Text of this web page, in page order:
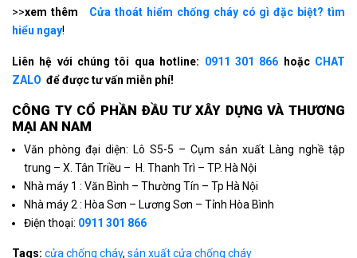
>>xem thêm
Cửa thoát hiểm chống cháy có gì đặc biệt? tìm
hiểu ngay!
Liên hệ với chúng tôi qua hotline: 0911 301 866 hoặcCHAT
ZALO để được tư vấn miễn phí!
CÔNG TY CỔ PHẦN ÐẦU TƯ XÂY DỰNG VÀ THƯƠNG
MẠI AN NAM
Văn phòng đại diện: Lô S5-5 – Cụm sản xuất Làng nghề tập
trung – X. Tân Triều – H. Thanh Trì – TP. Hà Nội
Nhà máy 1 : Văn Bình – Thường Tín – Tp Hà Nội
Nhà máy 2 : Hòa Sơn – Lương Sơn – Tỉnh Hòa Bình
Điện thoại: 0911 301 866
Tags: cửa chống cháy, sản xuất cửa chống cháy